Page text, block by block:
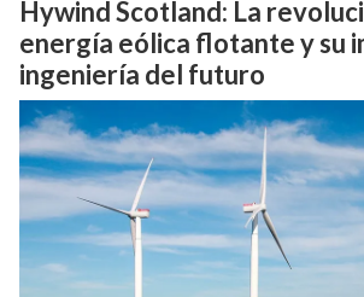
Hywind Scotland: La
energía eólica flotante y su
ingeniería del futuro